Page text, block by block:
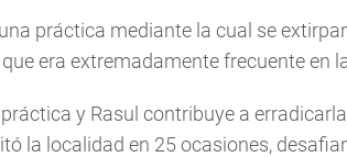
práctica mediante la cual se
era extremadamente frecuente en
y Rasul contribuye a
la localidad en 25 ocasiones,